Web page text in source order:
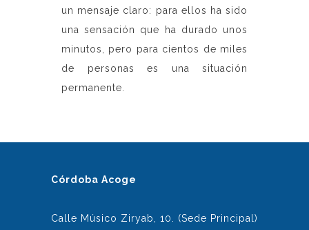
un mensaje claro: para ellos ha sido
una sensación que ha durado unos
minutos, pero para cientos de miles
de personas es una situación
permanente.
Córdoba Acoge
Calle Músico Ziryab, 10. (Sede Principal)